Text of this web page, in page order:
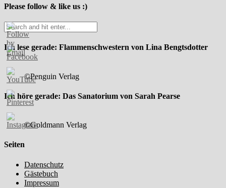
Please follow & like us :)
Ich lese gerade: Flammenschwestern von Lina Bengtsdotter
©Penguin Verlag
Ich höre gerade: Das Sanatorium von Sarah Pearse
©Goldmann Verlag
Seiten
Datenschutz
Gästebuch
Impressum